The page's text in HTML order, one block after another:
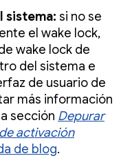
sistema: si no se
el wake lock,
wake lock de
del sistema e
de usuario de
más información
sección Depurar
activación
de blog.